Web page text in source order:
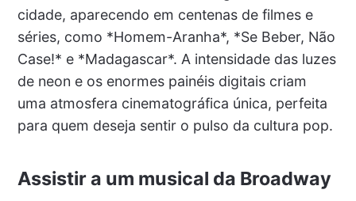
cidade, aparecendo em centenas de filmes e
séries, como *Homem-Aranha*, *Se Beber, Não
Case!* e *Madagascar*. A intensidade das luzes
de neon e os enormes painéis digitais criam
uma atmosfera cinematográfica única, perfeita
para quem deseja sentir o pulso da cultura pop.
Assistir a um musical da Broadway